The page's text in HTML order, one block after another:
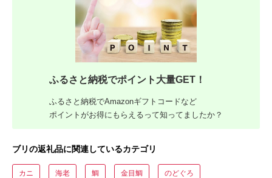
ふるさと納税でポイント大量GET！
ふるさと納税でAmazonギフトコードなど
ポイントがお得にもらえるって知ってましたか？
ブリの返礼品に関連しているカテゴリ
カニ 海老 鯛 金目鯛 のどぐろ